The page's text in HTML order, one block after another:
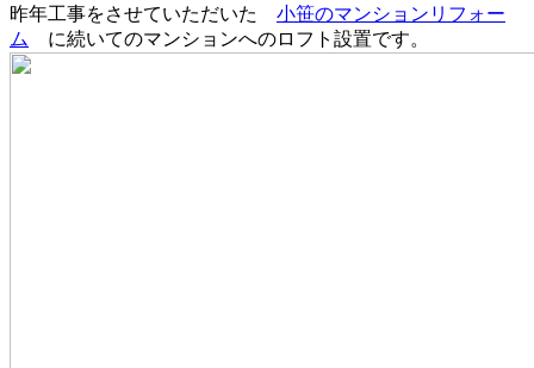
昨年工事をさせていただいた 小笹のマンションリフォー
ム
に続いてのマンションへのロフト設置です。